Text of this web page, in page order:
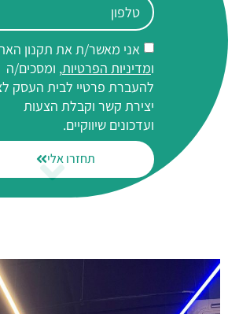
אני מאשר/ת את תקנון
ומדיניות הפרטיות, ומסכים/ה
להעברת פרטיי לבית העסק
יצירת קשר וקבלת הצעות
ועדכונים שיווקיים.
תחזרו אלי